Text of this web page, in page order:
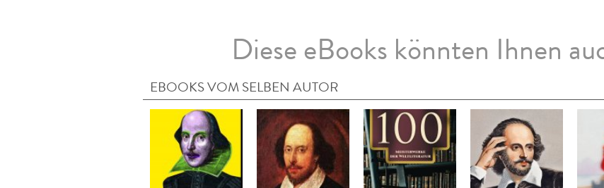
Diese eBooks könnten Ihnen
EBOOKS VOM SELBEN AUTOR